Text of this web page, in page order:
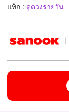
แท็ก : ดูดวงรายวัน